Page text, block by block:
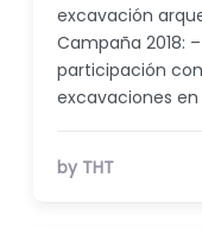
excavación
Campaña 2018:
participación
excavaciones en
by THT